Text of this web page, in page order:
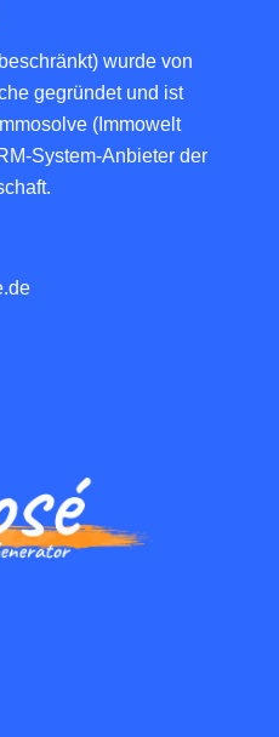
wurde von
gegründet und ist
Immosolve (Immowelt
System-Anbieter der